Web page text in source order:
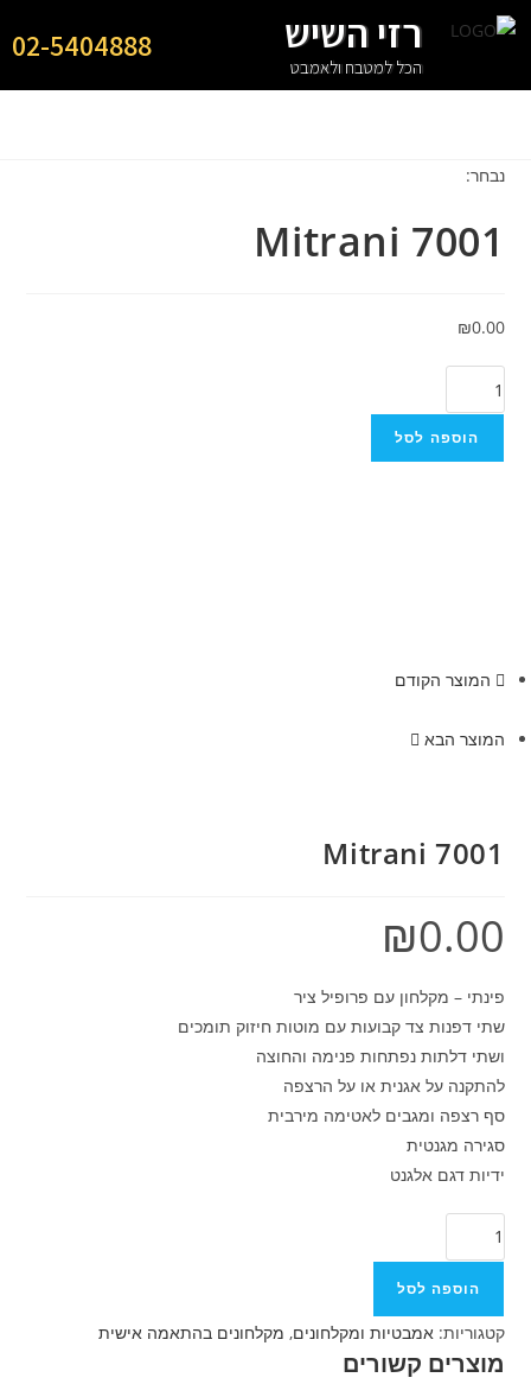
רזי השיש
הכל למטבח ולאמבט
02-5404888
נבחר:
Mitrani 7001
₪0.00
הוספה לסל
המוצר הקודם
המוצר הבא
Mitrani 7001
₪0.00
פינתי – מקלחון עם פרופיל ציר
שתי דפנות צד קבועות עם מוטות חיזוק תומכים
ושתי דלתות נפתחות פנימה והחוצה
להתקנה על אגנית או על הרצפה
סף רצפה ומגבים לאטימה מירבית
סגירה מגנטית
ידיות דגם אלגנט
הוספה לסל
קטגוריות: אמבטיות ומקלחונים, מקלחונים בהתאמה אישית
מוצרים קשורים